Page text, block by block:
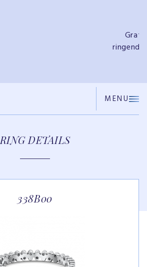
ringendoosje
MENU
RING DETAILS
338B00